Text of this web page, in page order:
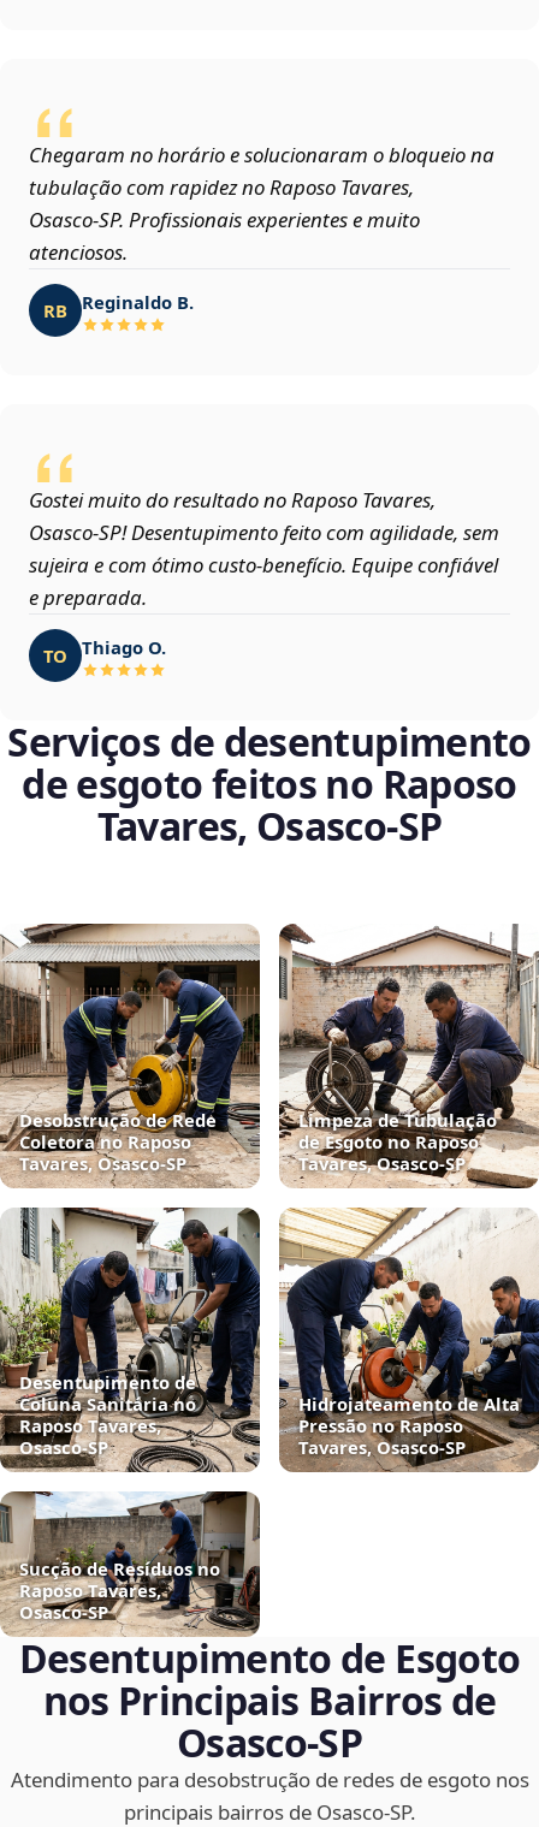
Chegaram no horário e solucionaram o bloqueio na
tubulação com rapidez no Raposo Tavares,
Osasco‑SP. Profissionais experientes e muito
atenciosos.
RB Reginaldo B.
Gostei muito do resultado no Raposo Tavares,
Osasco‑SP! Desentupimento feito com agilidade, sem
sujeira e com ótimo custo-benefício. Equipe confiável
e preparada.
TO Thiago O.
Serviços de desentupimento
de esgoto feitos no Raposo
Tavares, Osasco‑SP
Desobstrução de Rede
Coletora no Raposo
Tavares, Osasco‑SP
Limpeza de Tubulação
de Esgoto no Raposo
Tavares, Osasco‑SP
Desentupimento de
Coluna Sanitária no
Raposo Tavares,
Osasco‑SP
Hidrojateamento de Alta
Pressão no Raposo
Tavares, Osasco‑SP
Sucção de Resíduos no
Raposo Tavares,
Osasco‑SP
Desentupimento de Esgoto
nos Principais Bairros de
Osasco‑SP
Atendimento para desobstrução de redes de esgoto nos
principais bairros de Osasco‑SP.